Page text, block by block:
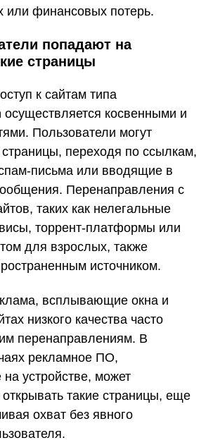
или финансовых потерь.
попадают на
страницы
к сайтам типа
осуществляется косвенными и
Пользователи могут
страницы, переходя по ссылкам,
письма или вводящие в
Перенаправления с
таких как нелегальные
торрент-платформы или
для взрослых, также
источником.
всплывающие окна и
низкого качества часто
перенаправлениям. В
рекламное ПО,
устройстве, может
открывать такие страницы, еще
охват без явного